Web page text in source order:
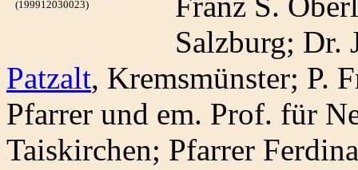
(199912030023)
Salzburg; Dr.
Patzalt, Kremsmünster; P.
Pfarrer und em. Prof. für
Taiskirchen; Pfarrer